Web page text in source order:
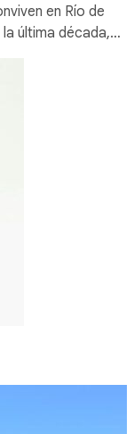
en Río de
última década,…